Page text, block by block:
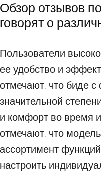
Обзор отзывов
говорят о
Пользователи
ее удобство и
отмечают, что биде с
значительной
и комфорт во время
отмечают, что
ассортимент
настроить